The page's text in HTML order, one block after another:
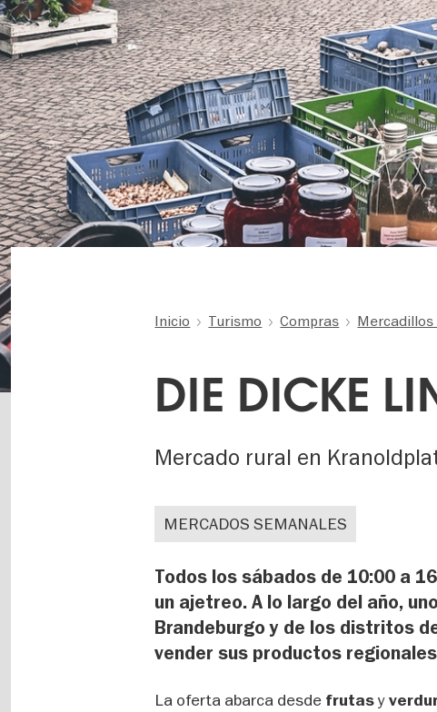
Inicio Turismo Compras
DIE DICKE
Mercado rural en
MERCADOS SEMANALES
Todos los sábados de 10:00 a
un ajetreo. A lo largo del año,
Brandeburgo y de los distritos
vender sus productos
La oferta abarca desde frutasy